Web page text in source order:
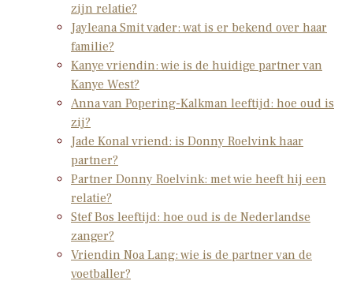
zijn relatie?
Jayleana Smit vader: wat is er bekend over haar
familie?
Kanye vriendin: wie is de huidige partner van
Kanye West?
Anna van Popering-Kalkman leeftijd: hoe oud is
zij?
Jade Konal vriend: is Donny Roelvink haar
partner?
Partner Donny Roelvink: met wie heeft hij een
relatie?
Stef Bos leeftijd: hoe oud is de Nederlandse
zanger?
Vriendin Noa Lang: wie is de partner van de
voetballer?